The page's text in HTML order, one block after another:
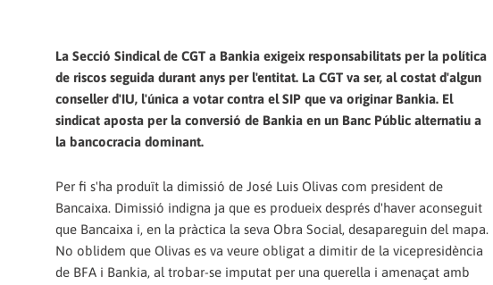
La Secció Sindical de CGT a Bankia exigeix responsabilitats per la política
de riscos seguida durant anys per l'entitat. La CGT va ser, al costat d'algun
conseller d'IU, l'única a votar contra el SIP que va originar Bankia. El
sindicat aposta per la conversió de Bankia en un Banc Públic alternatiu a
la bancocracia dominant.
Per fi s'ha produït la dimissió de José Luis Olivas com president de
Bancaixa. Dimissió indigna ja que es produeix després d'haver aconseguit
que Bancaixa i, en la pràctica la seva Obra Social, desapareguin del mapa.
No oblidem que Olivas es va veure obligat a dimitir de la vicepresidència
de BFA i Bankia, al trobar-se imputat per una querella i amenaçat amb